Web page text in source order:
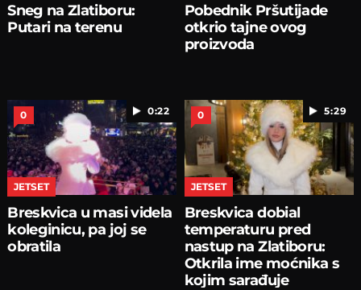
Sneg na Zlatiboru:
Putari na terenu
Pobednik Pršutijade
otkrio tajne ovog
proizvoda
0:22
0
JETSET
Breskvica u masi videla
koleginicu, pa joj se
obratila
5:29
0
JETSET
Breskvica dobial
temperaturu pred
nastup na Zlatiboru:
Otkrila ime moćnika s
kojim sarađuje